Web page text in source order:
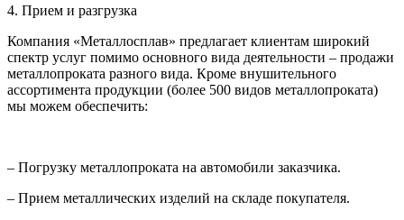
4. Прием и разгрузка
Компания «Металлосплав» предлагает клиентам широкий
спектр услуг помимо основного вида деятельности – продажи
металлопроката разного вида. Кроме внушительного
ассортимента продукции (более 500 видов металлопроката)
мы можем обеспечить:
– Погрузку металлопроката на автомобили заказчика.
– Прием металлических изделий на складе покупателя.